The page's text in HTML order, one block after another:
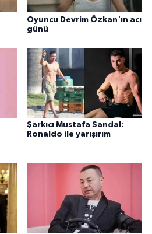
Oyuncu Devrim Özkan'ın acı
günü
Şarkıcı Mustafa Sandal:
Ronaldo ile yarışırım